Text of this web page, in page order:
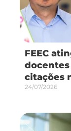
FEEC
docentes
citações
24/07/2026